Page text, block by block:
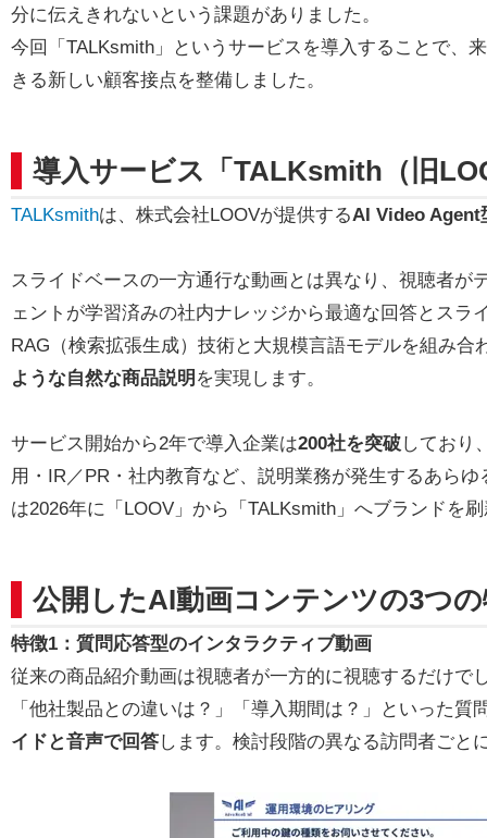
分に伝えきれないという課題がありました。
今回「TALKsmith」というサービスを導入することで、
きる新しい顧客接点を整備しました。
導入サービス「TALKsmith（旧
TALKsmithは、株式会社LOOVが提供するAI Video Agent
スライドベースの一方通行な動画とは異なり、視聴者が
ェントが学習済みの社内ナレッジから最適な回答とス
RAG（検索拡張生成）技術と大規模言語モデルを組み合
ような自然な商品説明 を実現します。
サービス開始から2年で導入企業は200社を突破しており
用・IR／PR・社内教育など、説明業務が発生するあら
は2026年に「LOOV」から「TALKsmith」へブランドを
公開したAI動画コンテンツの3つ
特徴1：質問応答型のインタラクティブ動画
従来の商品紹介動画は視聴者が一方的に視聴するだけで
「他社製品との違いは？」「導入期間は？」といった
イドと音声で回答します。検討段階の異なる訪問者ごと